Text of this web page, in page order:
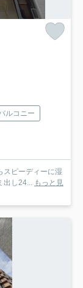
ルコニー
スピーディーに湿
出し24... もっと見